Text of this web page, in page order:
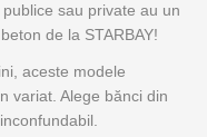
sau private au un
de la STARBAY!
aceste modele
variat. Alege bănci din